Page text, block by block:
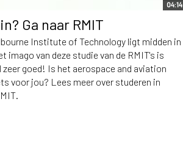
04:14
Ga naar RMIT
Institute of Technology ligt midden in
imago van deze studie van de RMIT's is
goed! Is het aerospace and aviation
voor jou? Lees meer over studeren in